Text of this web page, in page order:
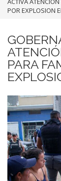
POR EXPLOSION
PARA